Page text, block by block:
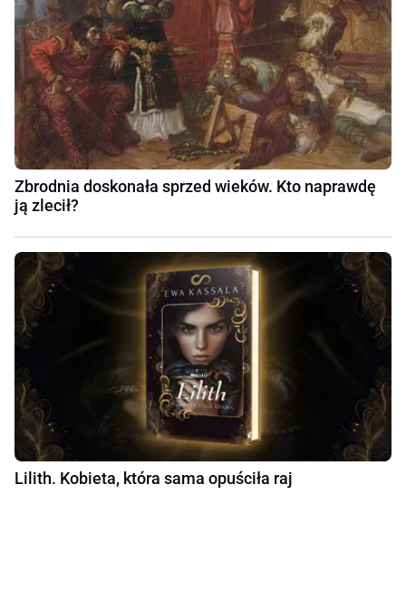
Zbrodnia doskonała sprzed wieków. Kto naprawdę
ją zlecił?
Lilith. Kobieta, która sama opuściła raj